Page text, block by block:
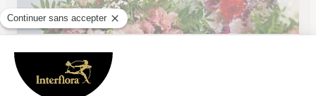
Monceau Fleurs
Beauzelle